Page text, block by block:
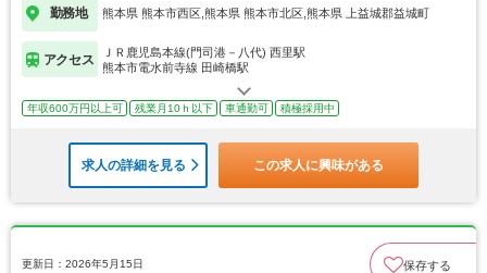
勤務地 熊本県 熊本市西区,熊本県 熊本市北区,熊本県 上益城郡益城町
アクセス
ＪＲ鹿児島本線(門司港－八代) 西里駅
熊本市電水前寺線 田崎橋駅
年収600万円以上可 残業月10ｈ以下 車通勤可 積極採用中
求人の詳細を見る この求人に興味がある
更新日：2026年5月15日 保存する